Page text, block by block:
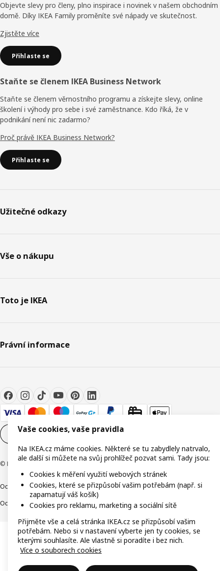
Objevte slevy pro členy, plno inspirace i novinek v našem obchodním
domě. Díky IKEA Family proměníte své nápady ve skutečnost.
Zjistěte více
Přihlaste se
Staňte se členem IKEA Business Network
Staňte se členem věrnostního programu a získejte slevy, online
školení i výhody pro sebe i své zaměstnance. Kdo říká, že v
podnikání není nic zadarmo?
Proč právě IKEA Business Network?
Přihlaste se
Užitečné odkazy
Vše o nákupu
Toto je IKEA
Právní informace
Nastavení souborů cookie
© Inter IKEA Systems B.V. 1999-2026
Ochrana osobních údajůCookiesSpolečně bezpečněDigitální přístupnost
Ochrana Oznamovatelů
Vaše cookies, vaše pravidla
Na IKEA.cz máme cookies. Některé se tu zabydlely natrvalo,
ale další si můžete na svůj prohlížeč pozvat sami. Tady jsou:
Cookies k měření využití webových stránek
Cookies, které se přizpůsobí vašim potřebám (např. si
zapamatují váš košík)
Cookies pro reklamu, marketing a sociální sítě
Přijměte vše a celá stránka IKEA.cz se přizpůsobí vašim
potřebám. Nebo si v nastavení vyberte jen ty cookies, se
kterými souhlasíte. Ale vlastně si poradíte i bez nich.
Více o souborech cookies